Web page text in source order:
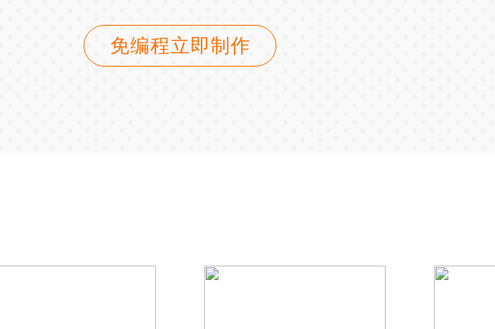
免编程立即制作